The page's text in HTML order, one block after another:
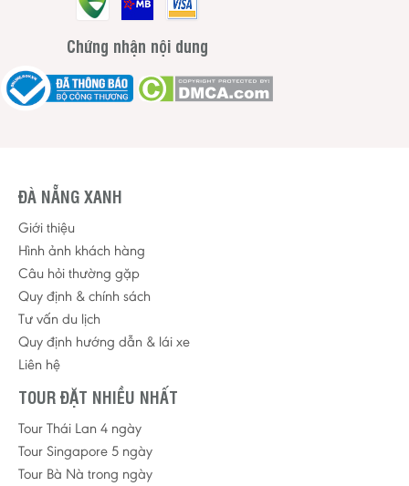
Chứng nhận nội dung
ĐÀ NẴNG XANH
Giới thiệu
Hình ảnh khách hàng
Câu hỏi thường gặp
Quy định & chính sách
Tư vấn du lịch
Quy định hướng dẫn & lái xe
Liên hệ
TOUR ĐẶT NHIỀU NHẤT
Tour Thái Lan 4 ngày
Tour Singapore 5 ngày
Tour Bà Nà trong ngày